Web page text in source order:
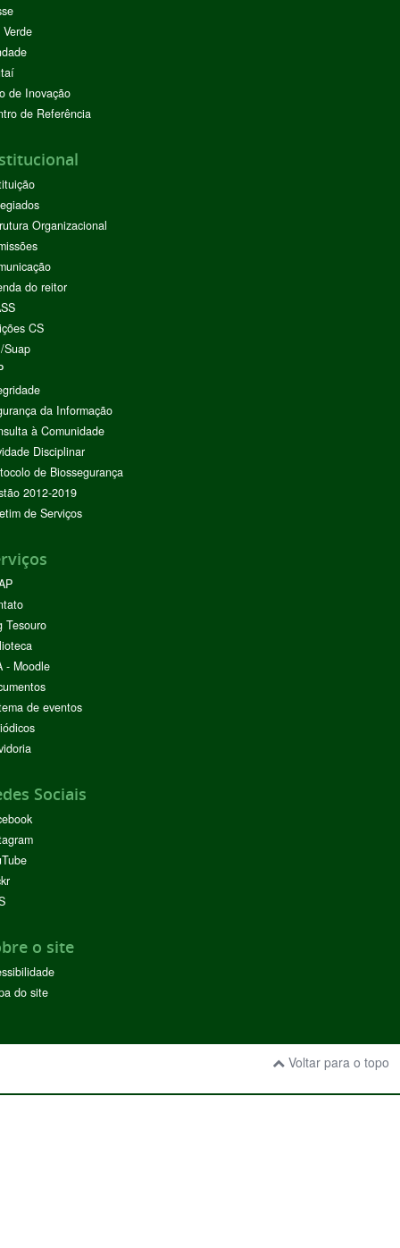
de Inovação
de Referência
Organizacional
do reitor
CS
Suap
da Informação
à Comunidade
Disciplinar
de Biossegurança
2012-2019
de Serviços
Tesouro
- Moodle
de eventos
Sociais
o site
do site
Voltar para o topo